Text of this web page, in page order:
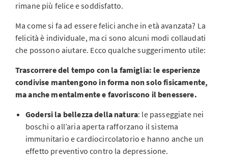
rimane più felice e soddisfatto.
Ma come si fa ad essere felici anche in età avanzata? La
felicità è individuale, ma ci sono alcuni modi collaudati
che possono aiutare. Ecco qualche suggerimento utile:
Trascorrere del tempo con la famiglia: le esperienze
condivise mantengono in forma non solo fisicamente,
ma anche mentalmente e favoriscono il benessere.
Godersi la bellezza della natura: le passeggiate nei
boschi o all’aria aperta rafforzano il sistema
immunitario e cardiocircolatorio e hanno anche un
effetto preventivo contro la depressione.